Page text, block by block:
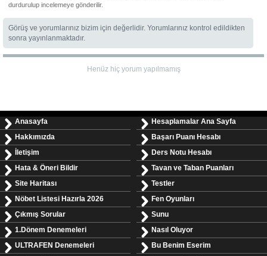
durdurulup incelemeye gönderilir.
Görüş ve yorumlarınız bizim için değerlidir. Yorumlarınız kontrol edildikten
sonra yayınlanmaktadır.
Henüz hiç yorum yapılmamış
Anasayfa
Hakkımızda
İletişim
Hata & Öneri Bildir
Site Haritası
Nöbet Listesi Hazırla 2026
Çıkmış Sorular
1.Dönem Denemeleri
ULTRAFEN Denemeleri
Hesaplamalar Ana Sayfa
Başarı Puanı Hesabı
Ders Notu Hesabı
Tavan ve Taban Puanları
Testler
Fen Oyunları
Sunu
Nasıl Oluyor
Bu Benim Eserim